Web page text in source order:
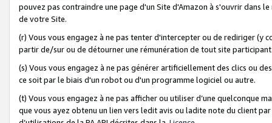
pouvez pas contraindre une page d'un Site d'Amazon à s'ouvrir dans
de votre Site.
(r) Vous vous engagez à ne pas tenter d'intercepter ou de rediriger
partir de/sur ou de détourner une rémunération de tout site
(s) Vous vous engagez à ne pas générer artificiellement des clics ou
ce soit par le biais d'un robot ou d'un programme logiciel ou autre.
(t) Vous vous engagez à ne pas afficher ou utiliser d’une quelconque
que vous ayez obtenu un lien vers ledit avis ou ladite note du client